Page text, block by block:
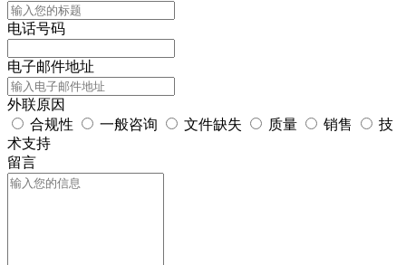
电话号码
电子邮件地址
外联原因
合规性
一般咨询 文件缺失 质量 销售
技
术支持
留言